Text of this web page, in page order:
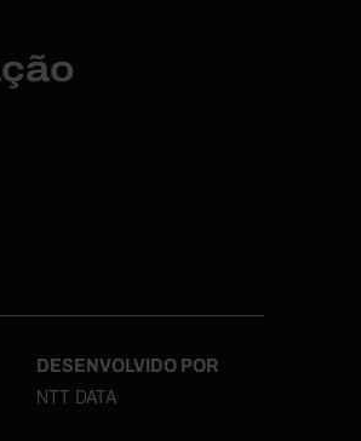
DESENVOLVIDO POR
NTT DATA